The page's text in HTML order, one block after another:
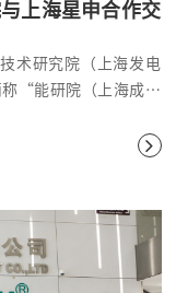
上海星申合作交
术研究院（上海发电
称“能研院（上海成套
作交流与框架合作协